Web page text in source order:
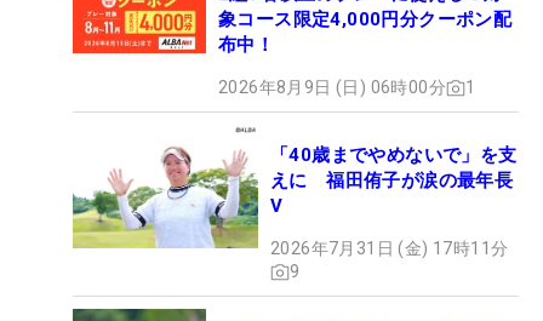
象コース限定4,000円分クーポン配
布中！
2026年8月9日 (日) 06時00分 1
「40歳までやめないで」を支
えに 福田侑子が涙の最年長
V
2026年7月31日 (金) 17時11分
9